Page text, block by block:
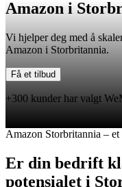
Amazon i
Vi hjelper deg med å
Amazon i Storbritannia.
Få et tilbud
+300 kunder har valgt
Amazon Storbritannia – et
Er din bedrift
potensialet i